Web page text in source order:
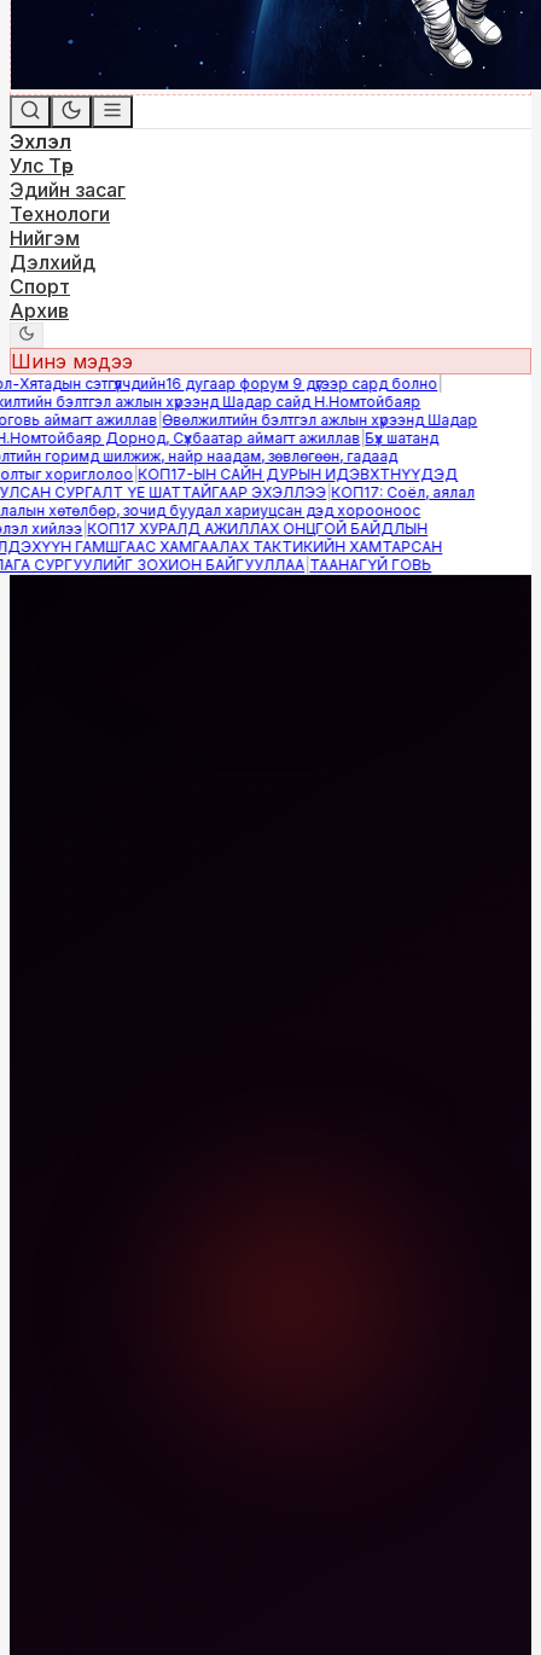
Эхлэл
Улс Төр
Эдийн засаг
Технологи
Нийгэм
Дэлхийд
Спорт
Архив
Шинэ мэдээ
сэтгүүлчдийн16 дугаар форум 9 дүгээр сард болно|
бэлтгэл ажлын хүрээнд Шадар сайд Н.Номтойбаяр
аймагт ажиллав|Өвөлжилтийн бэлтгэл ажлын хүрээнд Шадар
Дорнод, Сүхбаатар аймагт ажиллав|Бүх шатанд
горимд шилжиж, найр наадам, зөвлөгөөн, гадаад
хориглолоо|КОП17-ЫН САЙН ДУРЫН ИДЭВХТНҮҮДЭД
СУРГАЛТ ҮЕ ШАТТАЙГААР ЭХЭЛЛЭЭ|КОП17: Соёл, аялал
хөтөлбөр, зочид буудал хариуцсан дэд хорооноос
хийлээ|КОП17 ХУРАЛД АЖИЛЛАХ ОНЦГОЙ БАЙДЛЫН
ГАМШГААС ХАМГААЛАХ ТАКТИКИЙН ХАМТАРСАН
СУРГУУЛИЙГ ЗОХИОН БАЙГУУЛЛАА|ТААНАГҮЙ ГОВЬ